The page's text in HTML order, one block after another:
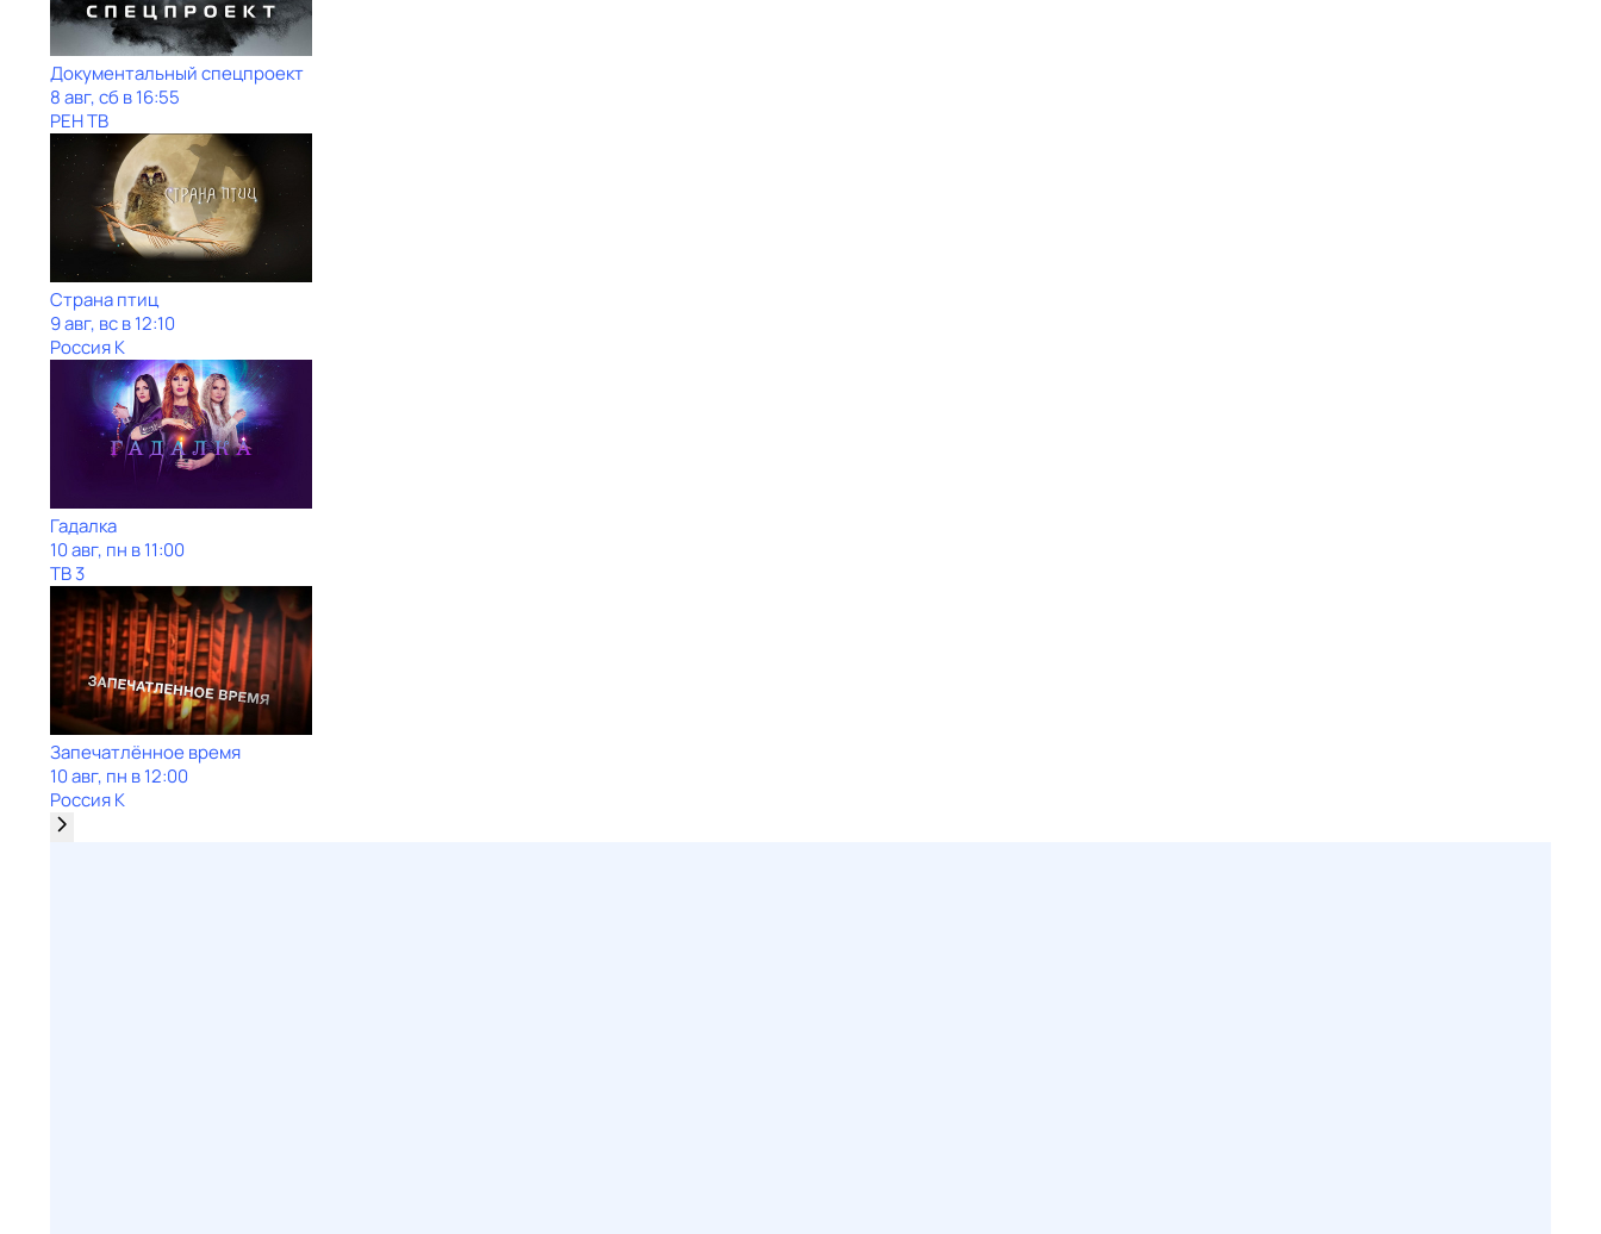
Документальный спецпроект
8 авг, сб в 16:55
РЕН ТВ
Страна птиц
9 авг, вс в 12:10
Россия К
Гадaлкa
10 авг, пн в 11:00
ТВ 3
Запечатлённое время
10 авг, пн в 12:00
Россия К